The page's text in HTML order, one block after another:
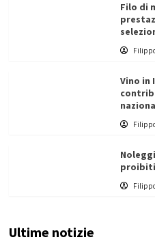
Filo di
Vino in
Ultime notizie